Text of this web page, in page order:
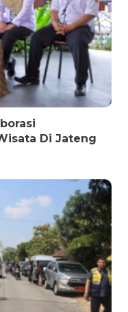
Di Jateng